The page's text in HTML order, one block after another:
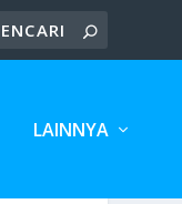
LAINNYA